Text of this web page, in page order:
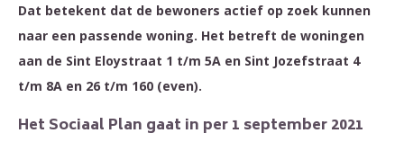
Dat betekent dat de bewoners actief op zoek kunnen
naar een passende woning. Het betreft de woningen
aan de Sint Eloystraat 1 t/m 5A en Sint Jozefstraat 4
t/m 8A en 26 t/m 160 (even).
Het Sociaal Plan gaat in per 1 september 2021